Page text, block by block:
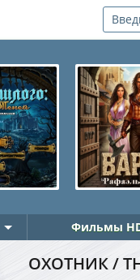
Фильмы
ОХОТНИК /